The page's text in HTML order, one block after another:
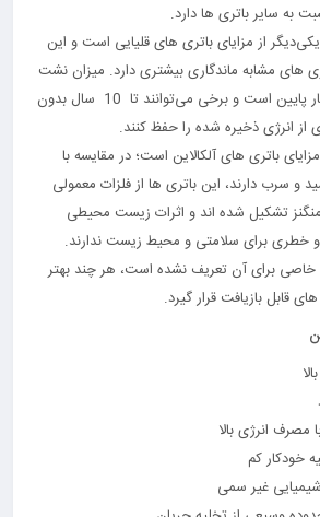
به سایر باتری ها دارد.
یکی‌دیگر از مزایای باتری های قلیایی است و این
های مشابه ماندگاری بیشتری دارد. میزان نشت
یا دشارژ آن ها بسیار پایین است و برخی می‌توانند تا 10 سال بدون
از انرژی ذخیره شده را حفظ کنند.
باتری های آلکالاین است؛ در مقایسه با
و سرب دارند، این باتری ها از فلزات معمولی
منگنز تشکیل شده اند و اثرات زیست محیطی
و خطری برای سلامتی و محیط زیست ندارند.
برای آن تعریف نشده است، هر چند بهتر
قابل بازیافت قرار گیرد.
مصرف انرژی بالا
خودکار کم
غیر سمی